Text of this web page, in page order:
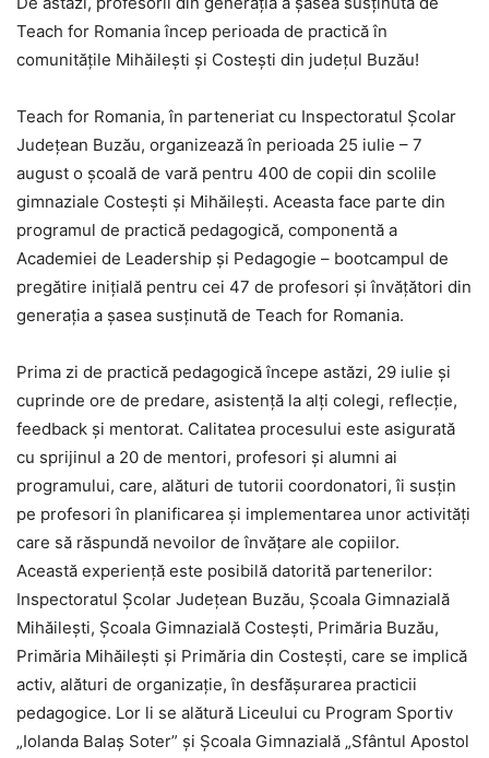
Teach for Romania încep perioada de practică în
comunităţile Mihăileşti şi Costeşti din judeţul Buzău!
Teach for Romania, în parteneriat cu Inspectoratul Şcolar
Judeţean Buzău, organizează în perioada 25 iulie – 7
august o şcoală de vară pentru 400 de copii din scolile
gimnaziale Costeşti şi Mihăileşti. Aceasta face parte din
programul de practică pedagogică, componentă a
Academiei de Leadership şi Pedagogie – bootcampul de
pregătire iniţială pentru cei 47 de profesori şi învăţători din
generaţia a şasea susţinută de Teach for Romania.
Prima zi de practică pedagogică începe astăzi, 29 iulie şi
cuprinde ore de predare, asistenţă la alţi colegi, reflecţie,
feedback şi mentorat. Calitatea procesului este asigurată
cu sprijinul a 20 de mentori, profesori şi alumni ai
programului, care, alături de tutorii coordonatori, îi susţin
pe profesori în planificarea şi implementarea unor activităţi
care să răspundă nevoilor de învăţare ale copiilor.
Această experienţă este posibilă datorită partenerilor:
Inspectoratul Şcolar Judeţean Buzău, Şcoala Gimnazială
Mihăileşti, Şcoala Gimnazială Costeşti, Primăria Buzău,
Primăria Mihăileşti şi Primăria din Costeşti, care se implică
activ, alături de organizaţie, în desfăşurarea practicii
pedagogice. Lor li se alătură Liceului cu Program Sportiv
„Iolanda Balaş Soter” şi Şcoala Gimnazială „Sfântul Apostol